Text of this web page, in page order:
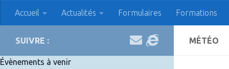
Skip to content
APAC Association
Accueil Actualités Formulaires Formations
MÉTÉO
SUIVRE :
Évènements à venir